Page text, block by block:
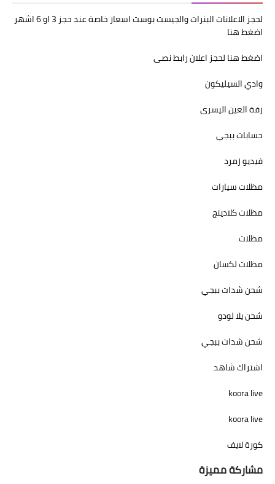
لحجز الاعلانات البنرات والجيست بوست اسعار خاصة عند حجز 3 او 6 اشهر
اضغط هنا
اضغط هنا لحجز اعلان رابط نصى
وادي السيليكون
رفة العين اليسرى
حسابات ببجي
فيديو زمرد
مظلات سيارات
مظلات كلادينج
مظلات
مظلات لكسان
شحن شدات ببجي
شحن يلا لودو
شحن شدات ببجي
اشتراك شاهد
koora live
koora live
كورة لايف
مشاركة مميزة